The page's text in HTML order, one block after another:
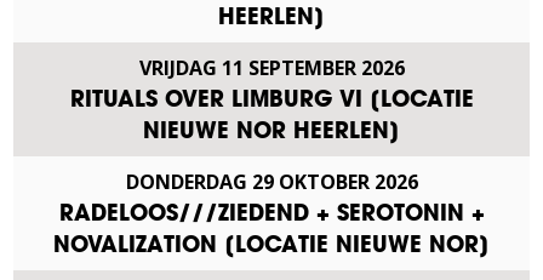
HEERLEN]
VRIJDAG 11 SEPTEMBER 2026
RITUALS OVER LIMBURG VI [LOCATIE
NIEUWE NOR HEERLEN]
DONDERDAG 29 OKTOBER 2026
RADELOOS///ZIEDEND + SEROTONIN +
NOVALIZATION [LOCATIE NIEUWE NOR]